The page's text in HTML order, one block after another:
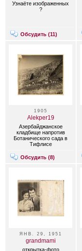
Узнаёте изображенных
?
Обсудить (11)
1905
Alekper19
Азербайджанское
кладбище напротив
Ботанического сада в
Тифлисе
Обсудить (8)
ЯНВ. 29, 1951
grandmami
открытка-фото